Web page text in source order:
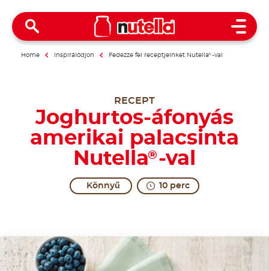
Open
Home Inspirálódjon Fedezze fel receptjeinket Nutella®-val
RECEPT
Joghurtos-áfonyás
amerikai palacsinta
Nutella® -val
Könnyű 10 perc